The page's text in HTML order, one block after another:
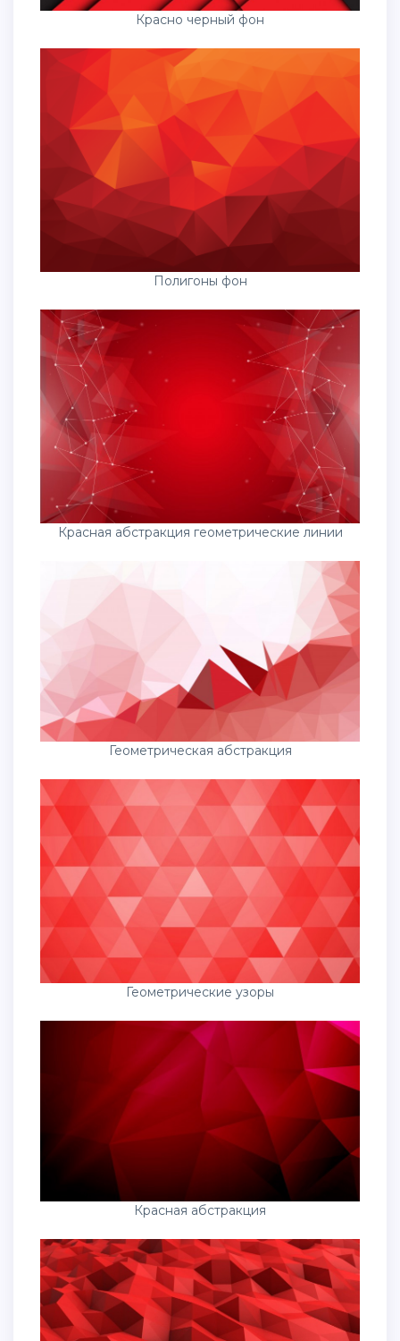
Красно черный фон
Полигоны фон
Красная абстракция геометрические линии
Геометрическая абстракция
Геометрические узоры
Красная абстракция